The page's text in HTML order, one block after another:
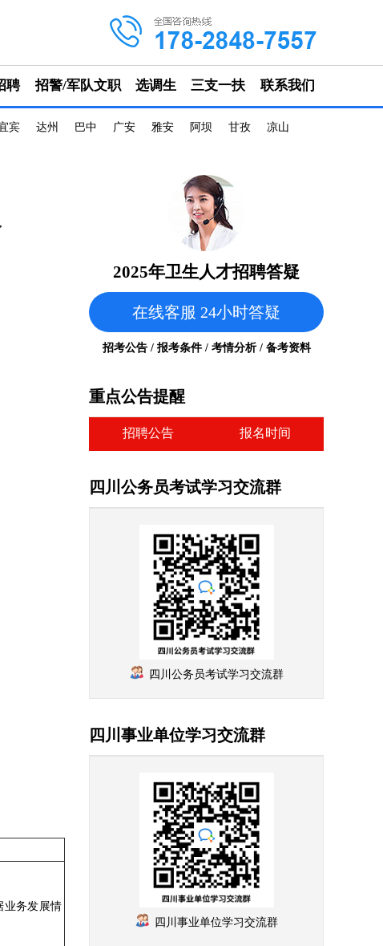
聘 招警/军队文职 选调生 三支一扶 联系我们
宾 达州 巴中 广安 雅安 阿坝 甘孜 凉山
业务发展情
2025年卫生人才招聘答疑
在线客服 24小时答疑
招考公告 / 报考条件 / 考情分析 / 备考资料
重点公告提醒
招聘公告 报名时间
四川公务员考试学习交流群
四川公务员考试学习交流群
四川事业单位学习交流群
四川事业单位学习交流群